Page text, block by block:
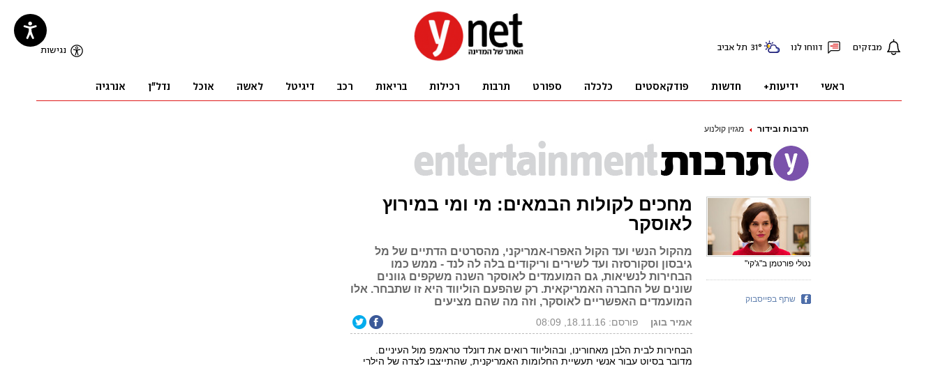
תרבות ובידור מגזין קולנוע
מחכים לקולות הבמאים: מי ומי במירוץ
לאוסקר
מהקול הנשי ועד הקול האפרו-אמריקני, מהסרטים הדתיים של מל
גיבסון וסקורסזה ועד לשירים וריקודים בלה לה לנד - ממש כמו
הבחירות לנשיאות, גם המועמדים לאוסקר השנה משקפים גוונים
שונים של החברה האמריקאית. רק שהפעם הוליווד היא זו שתבחר. אלו
המועמדים האפשריים לאוסקר, וזה מה שהם מציעים
אמיר בוגן פורסם: 18.11.16, 08:09
הבחירות לבית הלבן מאחורינו, ובהוליווד רואים את דונלד טראמפ מול העיניים.
מדובר בסיוט עבור אנשי תעשיית החלומות האמריקנית, שהתייצבו לצדה של הילרי
נטלי פורטמן ב"ג'קי"
שתף בפייסבוק